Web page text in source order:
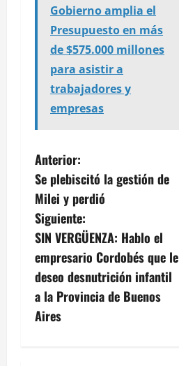
Gobierno amplia el
Presupuesto en más
de $575.000 millones
para asistir a
trabajadores y
empresas
N
a
v
e
g
a
Anterior:
Se plebiscitó la gestión de
Milei y perdió
Siguiente:
SIN VERGÜENZA: Hablo el
empresario Cordobés que le
deseo desnutrición infantil
a la Provincia de Buenos
Aires